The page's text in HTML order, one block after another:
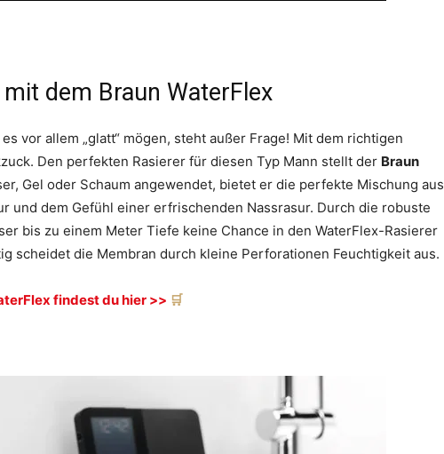
dem Braun WaterFlex
vor allem „glatt“ mögen, steht außer Frage! Mit dem richtigen
Den perfekten Rasierer für diesen Typ Mann stellt der Braun
Gel oder Schaum angewendet, bietet er die perfekte Mischung aus
und dem Gefühl einer erfrischenden Nassrasur. Durch die robuste
bis zu einem Meter Tiefe keine Chance in den WaterFlex-Rasierer
scheidet die Membran durch kleine Perforationen Feuchtigkeit aus.
findest du hier >>